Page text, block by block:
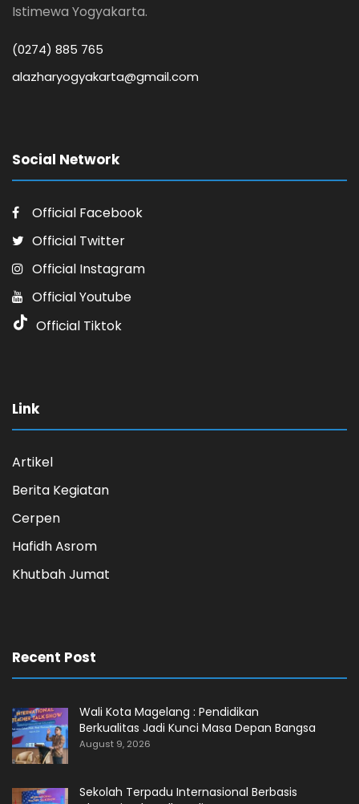
Istimewa Yogyakarta.
(0274) 885 765
alazharyogyakarta@gmail.com
Social Network
Official Facebook
Official Twitter
Official Instagram
Official Youtube
Official Tiktok
Link
Artikel
Berita Kegiatan
Cerpen
Hafidh Asrom
Khutbah Jumat
Recent Post
Wali Kota Magelang : Pendidikan
Berkualitas Jadi Kunci Masa Depan Bangsa
August 9, 2026
Sekolah Terpadu Internasional Berbasis